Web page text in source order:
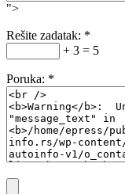
">
Rešite zadatak: *
+ 3 = 5
Poruka: *